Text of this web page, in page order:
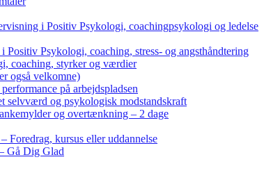
i Positiv Psykologi, coachingpsykologi og ledelse
Positiv Psykologi, coaching, stress- og angsthåndtering
coaching, styrker og værdier
også velkomne)
på arbejdspladsen
selvværd og psykologisk modstandskraft
og overtænkning – 2 dage
Foredrag, kursus eller uddannelse
Gå Dig Glad